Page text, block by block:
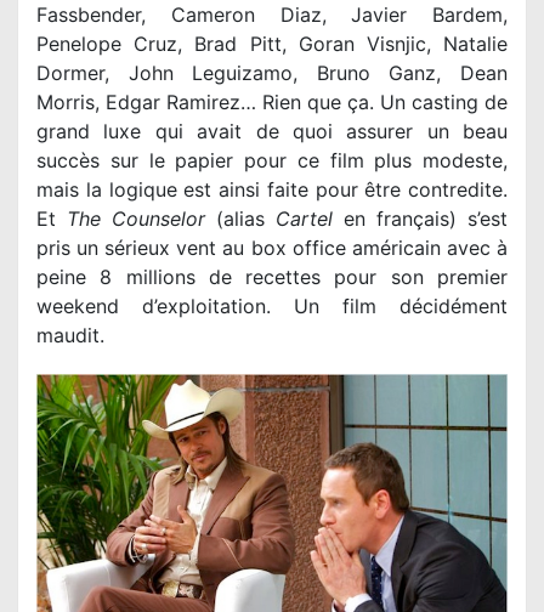
Fassbender, Cameron Diaz, Javier Bardem,
Penelope Cruz, Brad Pitt, Goran Visnjic, Natalie
Dormer, John Leguizamo, Bruno Ganz, Dean
Morris, Edgar Ramirez… Rien que ça. Un casting de
grand luxe qui avait de quoi assurer un beau
succès sur le papier pour ce film plus modeste,
mais la logique est ainsi faite pour être contredite.
Et The Counselor(alias Cartel en français) s’est
pris un sérieux vent au box office américain avec à
peine 8 millions de recettes pour son premier
weekend d’exploitation. Un film décidément
maudit.